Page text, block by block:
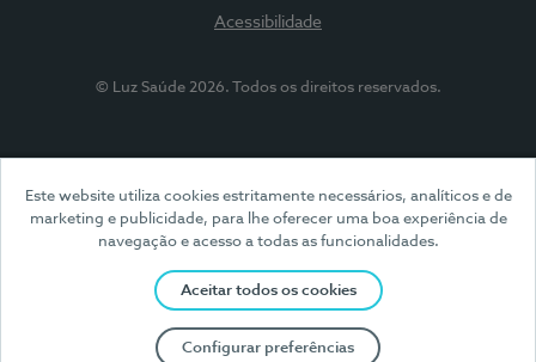
Este website utiliza cookies estritamente necessários, analíticos e de
marketing e publicidade, para lhe oferecer uma boa experiência de
navegação e acesso a todas as funcionalidades.
Aceitar todos os cookies
Configurar preferências
Acessibilidade
© Luz Saúde 2026. Todos os direitos reservados.